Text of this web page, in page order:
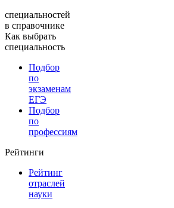
специальностей
в справочнике
Как выбрать
специальность
Подбор
по
экзаменам
ЕГЭ
Подбор
по
профессиям
Рейтинги
Рейтинг
отраслей
науки